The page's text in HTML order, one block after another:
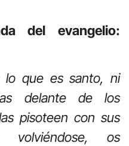
del evangelio:
lo que es santo, ni
delante de los
pisoteen con sus
volviéndose, os